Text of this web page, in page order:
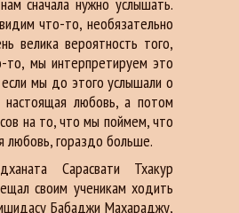
сначала нужно услышать.
что-то, необязательно
велика вероятность того,
то, мы интерпретируем это
мы до этого услышали о
любовь, а потом
на то, что мы поймем, что
любовь, гораздо больше.
Сарасвати Тхакур
своим ученикам ходить
Бабаджи Махараджу,